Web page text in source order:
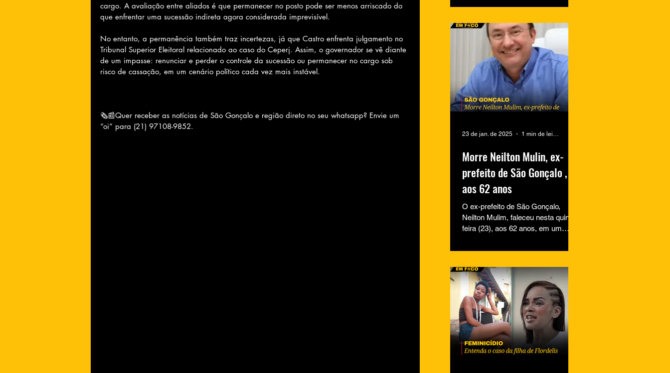
cargo. A avaliação entre aliados é que permanecer no posto pode ser menos arriscado do
que enfrentar uma sucessão indireta agora considerada imprevisível.
No entanto, a permanência também traz incertezas, já que Castro enfrenta julgamento no
Tribunal Superior Eleitoral relacionado ao caso do Ceperj. Assim, o governador se vê diante
de um impasse: renunciar e perder o controle da sucessão ou permanecer no cargo sob
risco de cassação, em um cenário político cada vez mais instável.
🗞📰Quer receber as notícias de São Gonçalo e região direto no seu whatsapp? Envie um
“oi” para (21) 97108-9852.
de lazer na...
Morre Neilton Mulin, ex-
prefeito de São Gonçalo ,
aos 62 anos
O ex-prefeito de São Gonçalo,
Neilton Mulim, faleceu nesta quinta-
feira (23), aos 62 anos, em um
informação...
23 de jan. de 2025